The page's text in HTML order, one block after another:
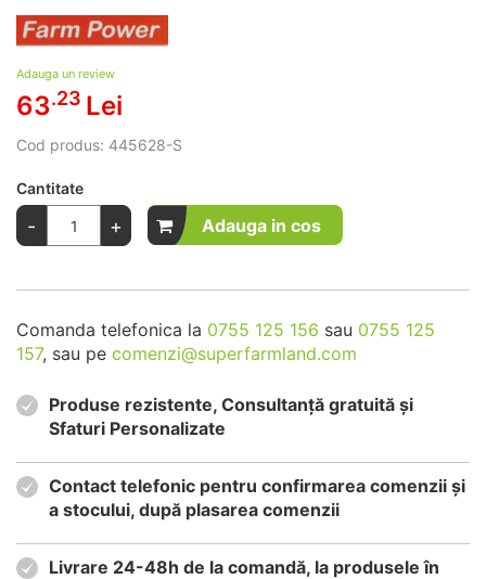
Adauga un review
63.23 Lei
Cod produs: 445628-S
Cantitate
- + Adauga in cos
Comanda telefonica la 0755 125 156 sau 0755 125
157, sau pe comenzi@superfarmland.com
Produse rezistente, Consultanță gratuită și
Sfaturi Personalizate
Contact telefonic pentru confirmarea comenzii și
a stocului, după plasarea comenzii
Livrare 24-48h de la comandă, la produsele în